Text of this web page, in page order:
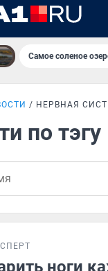
Самое соленое
НЕРВНАЯ
по
ноги